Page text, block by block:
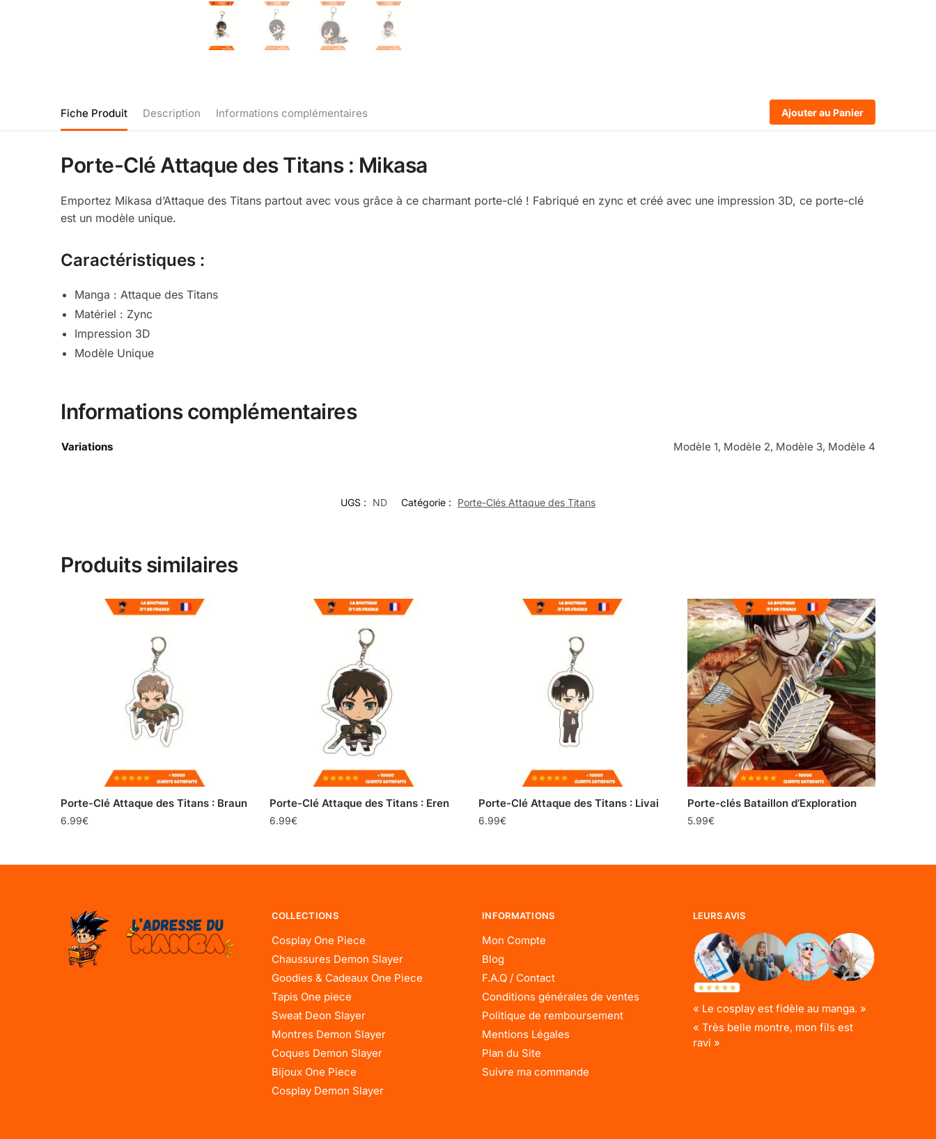
Fiche Produit Description Informations complémentaires Ajouter au Panier
Porte-Clé Attaque des Titans : Mikasa
Emportez Mikasa d’Attaque des Titans partout avec vous grâce à ce charmant porte-clé ! Fabriqué en zync et créé avec une impression 3D, ce porte-clé
est un modèle unique.
Caractéristiques :
Manga : Attaque des Titans
Matériel : Zync
Impression 3D
Modèle Unique
Informations complémentaires
Variations Modèle 1, Modèle 2, Modèle 3, Modèle 4
UGS : ND Catégorie : Porte-Clés Attaque des Titans
Produits similaires
Porte-Clé Attaque des Titans : Braun
6.99€
Porte-Clé Attaque des Titans : Eren
6.99€
Porte-Clé Attaque des Titans : Livai
6.99€
Porte-clés Bataillon d’Exploration
5.99€
COLLECTIONS
Cosplay One Piece
Chaussures Demon Slayer
Goodies & Cadeaux One Piece
Tapis One piece
Sweat Deon Slayer
Montres Demon Slayer
Coques Demon Slayer
Bijoux One Piece
Cosplay Demon Slayer
INFORMATIONS
Mon Compte
Blog
F.A.Q / Contact
Conditions générales de ventes
Politique de remboursement
Mentions Légales
Plan du Site
Suivre ma commande
LEURS AVIS
« Le cosplay est fidèle au manga. »
« Très belle montre, mon fils est
ravi »